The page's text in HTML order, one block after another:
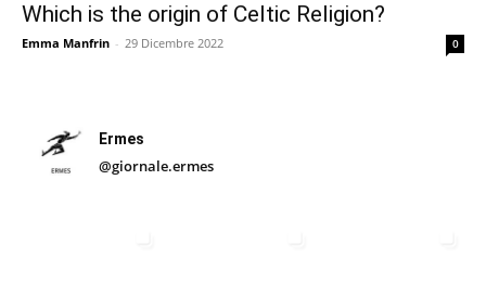
Which is the origin of Celtic Religion?
Emma Manfrin - 29 Dicembre 2022 0
Ermes
@giornale.ermes